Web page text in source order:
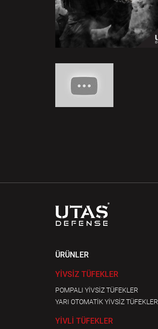
ÜRÜNLER
YİVSİZ TÜFEKLER
POMPALI YİVSİZ TÜFEKLER
YARI OTOMATİK YİVSİZ TÜFEKLER
YİVLİ TÜFEKLER